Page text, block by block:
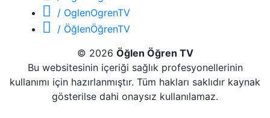
/ OglenOgrenTV
/ ÖğlenÖğrenTV
© 2026 Öğlen Öğren TV
Bu websitesinin içeriği sağlık profesyonellerinin
kullanımı için hazırlanmıştır. Tüm hakları saklıdır kaynak
gösterilse dahi onaysız kullanılamaz.